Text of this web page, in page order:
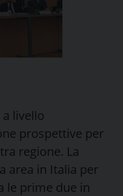
livello
prospettive per
regione. La
area in Italia per
le prime due in